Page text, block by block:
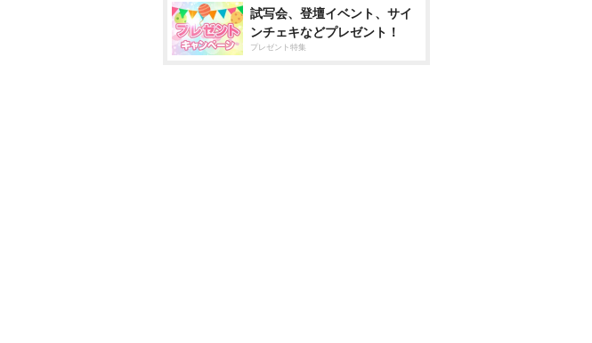
試写会、登壇イベント、サイ
ンチェキなどプレゼント！
プレゼント特集